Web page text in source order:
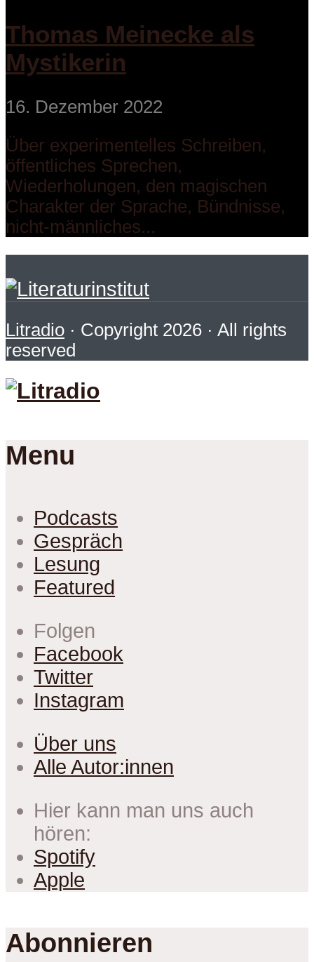
Thomas Meinecke als
Mystikerin
16. Dezember 2022
Über experimentelles Schreiben,
öffentliches Sprechen,
Wiederholungen, den magischen
Charakter der Sprache, Bündnisse,
nicht-männliches...
Litradio · Copyright 2026 · All rights
reserved
Menu
Podcasts
Gespräch
Lesung
Featured
Folgen
Facebook
Twitter
Instagram
Über uns
Alle Autor:innen
Hier kann man uns auch
hören:
Spotify
Apple
Abonnieren